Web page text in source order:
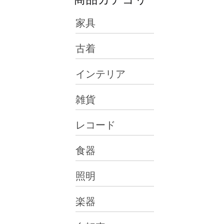
家具
古着
インテリア
雑貨
レコード
食器
照明
楽器